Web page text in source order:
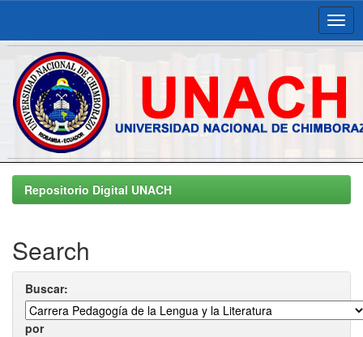
Skip
navigationRepositorio Digital UNACH
Search
Buscar:
por